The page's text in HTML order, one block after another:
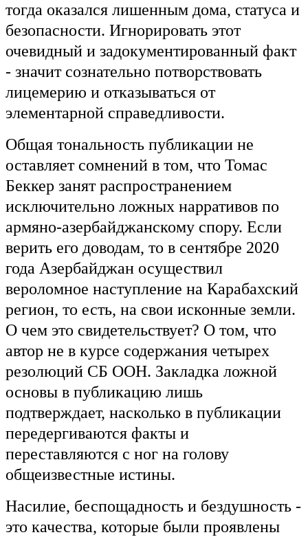
тогда оказался лишенным дома, статуса и
безопасности. Игнорировать этот
очевидный и задокументированный факт
- значит сознательно потворствовать
лицемерию и отказываться от
элементарной справедливости.
Общая тональность публикации не
оставляет сомнений в том, что Томас
Беккер занят распространением
исключительно ложных нарративов по
армяно-азербайджанскому спору. Если
верить его доводам, то в сентябре 2020
года Азербайджан осуществил
вероломное наступление на Карабахский
регион, то есть, на свои исконные земли.
О чем это свидетельствует? О том, что
автор не в курсе содержания четырех
резолюций СБ ООН. Закладка ложной
основы в публикацию лишь
подтверждает, насколько в публикации
передергиваются факты и
переставляются с ног на голову
общеизвестные истины.
Насилие, беспощадность и бездушность -
это качества, которые были проявлены